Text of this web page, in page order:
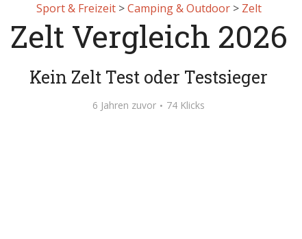
Sport & Freizeit>Camping & Outdoor> Zelt
Zelt Vergleich 2026
Kein Zelt Test oder Testsieger
6 Jahren zuvor 74 Klicks